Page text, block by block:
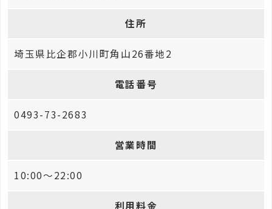
住所
埼玉県比企郡小川町角山26番地2
電話番号
0493-73-2683
営業時間
10:00～22:00
利用料金